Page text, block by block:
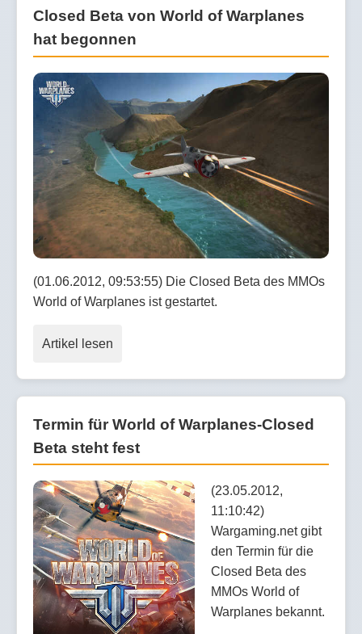
Closed Beta von World of Warplanes
hat begonnen
(01.06.2012, 09:53:55) Die Closed Beta des MMOs
World of Warplanes ist gestartet.
Artikel lesen
Termin für World of Warplanes-Closed
Beta steht fest
(23.05.2012,
11:10:42)
Wargaming.net gibt
den Termin für die
Closed Beta des
MMOs World of
Warplanes bekannt.